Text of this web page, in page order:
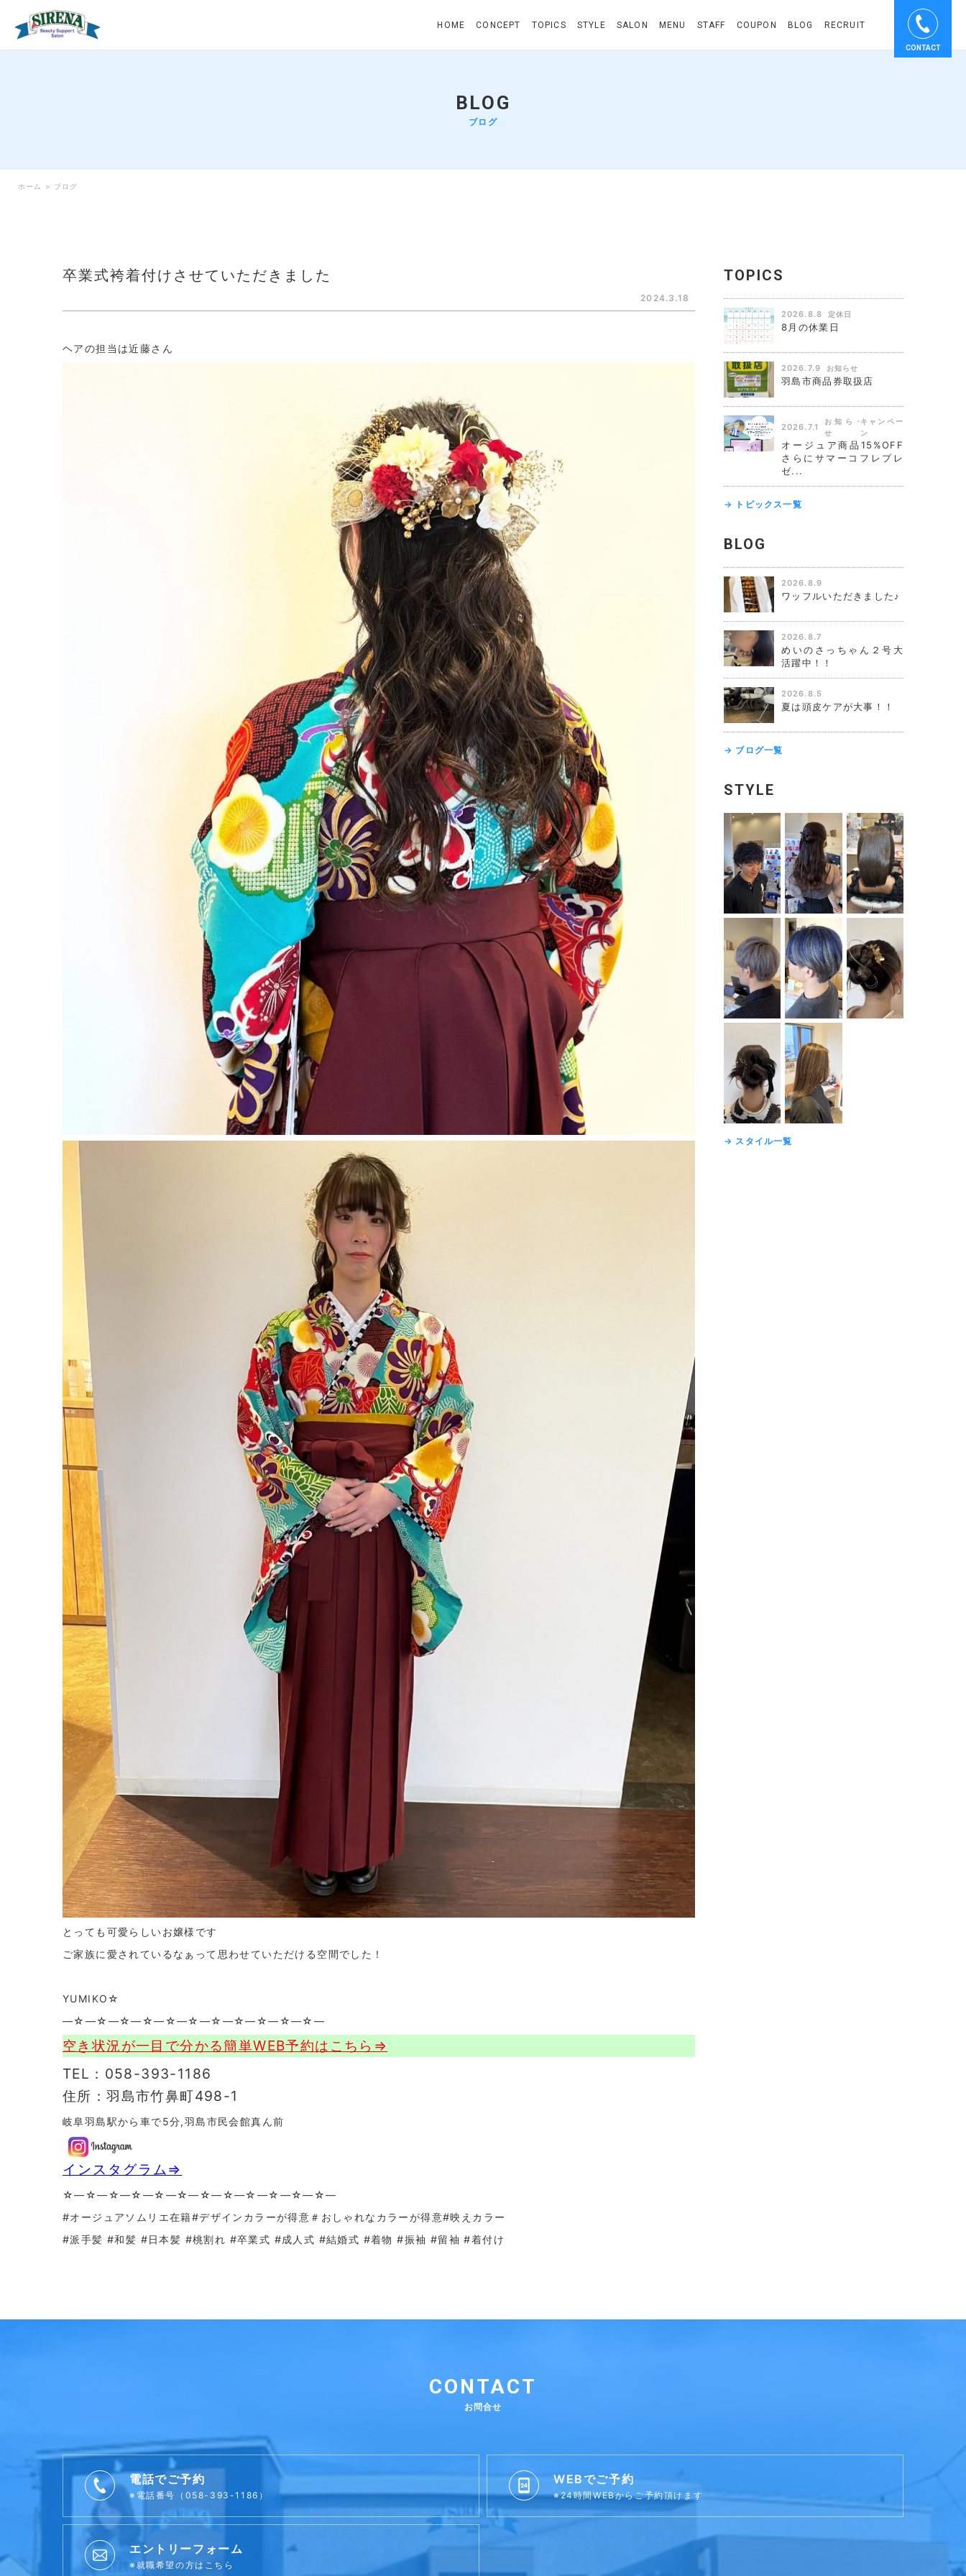
HOME CONCEPT TOPICS STYLE SALON MENU STAFF COUPON BLOG RECRUIT
CONTACT
BLOG
ブログ
ホーム > ブログ
卒業式袴着付けさせていただきました
2024.3.18
ヘアの担当は近藤さん
とっても可愛らしいお嬢様です
ご家族に愛されているなぁって思わせていただける空間でした！
YUMIKO☆
—☆—☆—☆—☆—☆—☆—☆—☆—☆—☆—☆—
空き状況が一目で分かる簡単WEB予約はこちら⇒
TEL：058-393-1186
住所：羽島市竹鼻町498-1
岐阜羽島駅から車で5分,羽島市民会館真ん前
インスタグラム⇒
☆—☆—☆—☆—☆—☆—☆—☆—☆—☆—☆—☆—
#オージュアソムリエ在籍#デザインカラーが得意＃おしゃれなカラーが得意#映えカラー
#派手髪 #和髪 #日本髪 #桃割れ #卒業式 #成人式 #結婚式 #着物 #振袖 #留袖 #着付け
TOPICS
2026.8.8 定休日
8月の休業日
2026.7.9 お知らせ
羽島市商品券取扱店
2026.7.1
お知ら
せ
キャンペー
ン
オージュア商品15%OFF
さらにサマーコフレプレ
ゼ...
→ トピックス一覧
BLOG
2026.8.9
ワッフルいただきました♪
2026.8.7
めいのさっちゃん２号大
活躍中！！
2026.8.5
夏は頭皮ケアが大事！！
→ ブログ一覧
STYLE
→ スタイル一覧
CONTACT
お問合せ
電話でご予約
※電話番号（058-393-1186）
WEBでご予約
※24時間WEBからご予約頂けます
エントリーフォーム
※就職希望の方はこちら